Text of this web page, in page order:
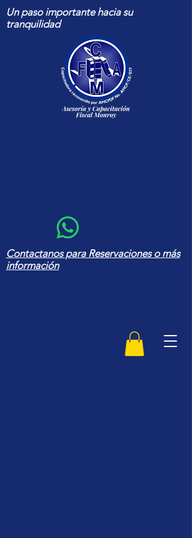
Un paso importante hacia su
tranquilidad
Contactanos para Reservaciones o más
información